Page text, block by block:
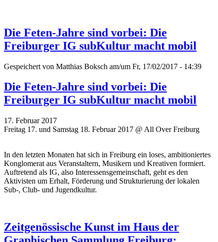
Die Feten-Jahre sind vorbei: Die
Freiburger IG subKultur macht mobil
Gespeichert von Matthias Boksch am/um Fr, 17/02/2017 - 14:39
Die Feten-Jahre sind vorbei: Die
Freiburger IG subKultur macht mobil
17. Februar 2017
Freitag 17. und Samstag 18. Februar 2017 @ All Over Freiburg
In den letzten Monaten hat sich in Freiburg ein loses, ambitioniertes
Konglomerat aus Veranstaltern, Musikern und Kreativen formiert.
Auftretend als IG, also Interessensgemeinschaft, geht es den
Aktivisten um Erhalt, Förderung und Strukturierung der lokalen
Sub-, Club- und Jugendkultur.
Zeitgenössische Kunst im Haus der